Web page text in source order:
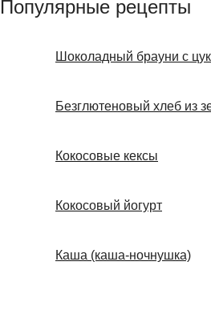
Популярные рецепты
Шоколадный брауни с
Безглютеновый хлеб из
Кокосовые кексы
Кокосовый йогурт
Каша (каша-ночнушка)